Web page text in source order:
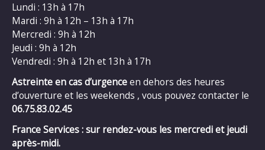
Lundi : 13h à 17h
Mardi : 9h à 12h – 13h à 17h
Mercredi : 9h à 12h
Jeudi : 9h à 12h
Vendredi : 9h à 12h et 13h à 17h
Astreinte en cas d’urgenceen dehors des heures
d’ouverture et les weekends , vous pouvez contacter le
06.75.83.02.45
France Services : sur rendez-vous les mercredi et jeudi
après-midi.